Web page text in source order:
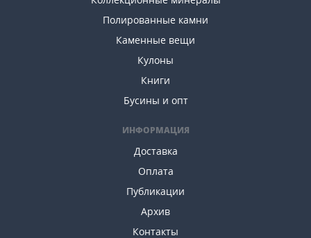
Полированные камни
Каменные вещи
Кулоны
Книги
Бусины и опт
ИНФОРМАЦИЯ
Доставка
Оплата
Публикации
Архив
Контакты